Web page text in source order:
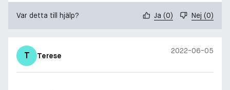
Var detta till hjälp? Ja (0) Nej (0)
T Terese
2022-06-05